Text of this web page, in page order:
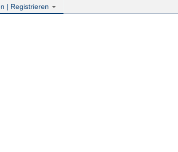
| Registrieren